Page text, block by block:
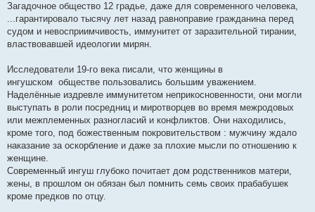
Загадочное общество 12 градье, даже для современного человека,
...гарантировало тысячу лет назад равноправие гражданина перед
судом и невосприимчивость, иммунитет от заразительной тирании,
властвовавшей идеологии мирян.
Исследователи 19-го века писали, что женщины в
ингушском обществе пользовались большим уважением.
Наделённые издревле иммунитетом неприкосновенности, они могли
выступать в роли посредниц и миротворцев во время межродовых
или межплеменных разногласий и конфликтов. Они находились,
кроме того, под божественным покровительством : мужчину ждало
наказание за оскорбление и даже за плохие мысли по отношению к
женщине.
Современный ингуш глубоко почитает дом родственников матери,
жены, в прошлом он обязан был помнить семь своих прабабушек
кроме предков по отцу.